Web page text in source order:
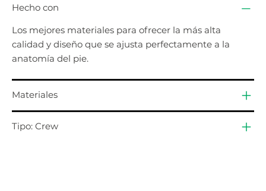
Hecho con
Los mejores materiales para ofrecer la más alta
calidad y diseño que se ajusta perfectamente a la
anatomía del pie.
Materiales
Tipo: Crew